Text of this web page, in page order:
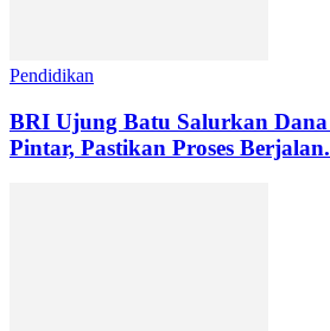
Pendidikan
BRI Ujung Batu Salurkan
Pintar, Pastikan Proses